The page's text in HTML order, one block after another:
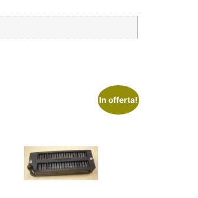
In offerta!